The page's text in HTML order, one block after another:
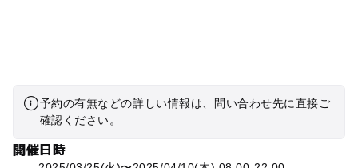
予約の有無などの詳しい情報は、問い合わせ先に直接ご
確認ください。
開催日時